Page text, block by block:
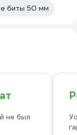
биты 50 мм
не был